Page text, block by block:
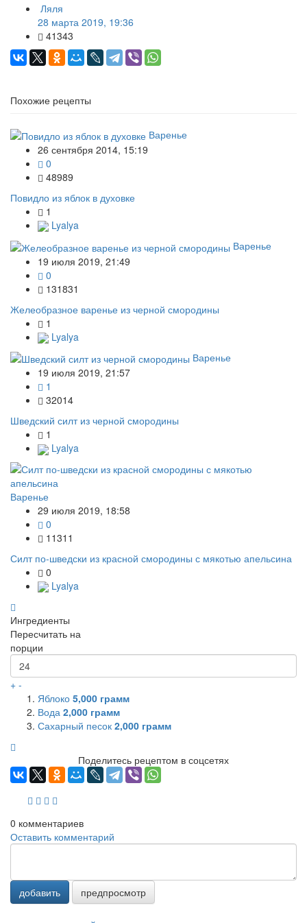
Ляля
28 марта 2019, 19:36
41343
Похожие рецепты
Варенье
26 сентября 2014, 15:19
0
48989
Повидло из яблок в духовке
1
Lyalya
Варенье
19 июля 2019, 21:49
0
131831
Желеобразное варенье из черной смородины
1
Lyalya
Варенье
19 июля 2019, 21:57
1
32014
Шведский силт из черной смородины
1
Lyalya
Варенье
29 июля 2019, 18:58
0
11311
Силт по-шведски из красной смородины с мякотью апельсина
0
Lyalya
Ингредиенты
Пересчитать на
порции
+ -
Яблоко 5,000 грамм
Вода 2,000 грамм
Сахарный песок 2,000 грамм
Поделитесь рецептом в соцсетях
0 комментариев
Оставить комментарий
добавить предпросмотр